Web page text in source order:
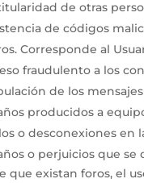
de otras
de códigos
Corresponde al
fraudulento a los
de los
producidos a
o desconexiones en
o perjuicios que
que existan foros, el